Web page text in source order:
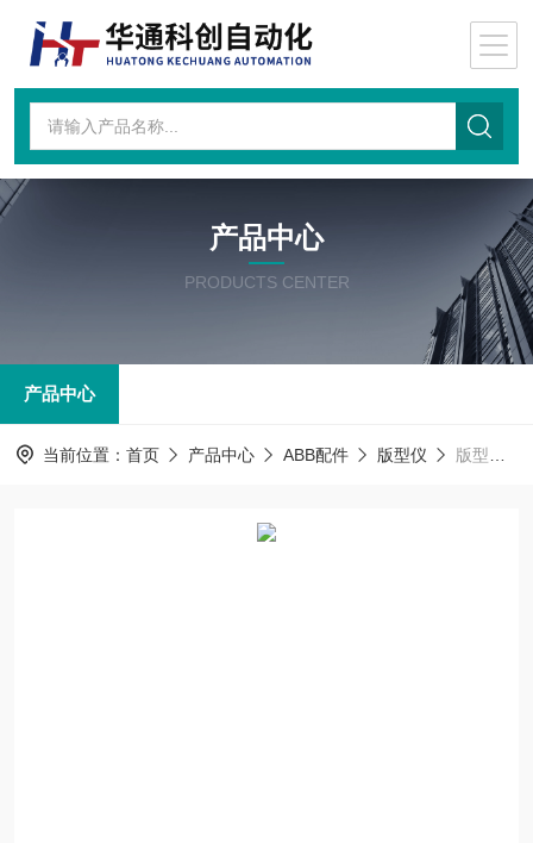
产品中心
PRODUCTS CENTER
产品中心
当前位置： 首页 产品中心 ABB配件 版型仪 版型仪ABB3BSM001839-113ABB版型仪3BSM001839-113